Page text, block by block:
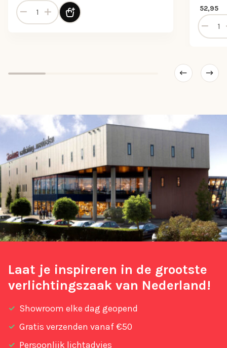
Buitenlamp antraciet IP65 aantal 52,95
aantal
Laat je inspireren in de grootste
verlichtingszaak van Nederland!
Showroom elke dag geopend
Gratis verzenden vanaf €50
Persoonlijk lichtadvies